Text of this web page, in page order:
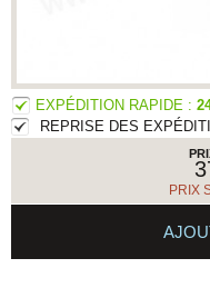
EXPÉDITION RAPIDE :
REPRISE DES
PRIX